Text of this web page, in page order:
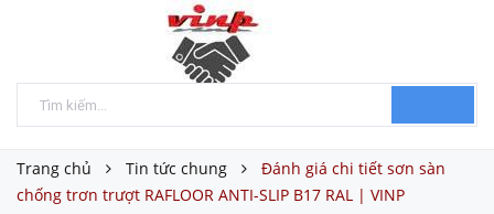
Trang chủ Tin tức chung
Đánh giá chi tiết sơn sàn
chống trơn trượt RAFLOOR ANTI-SLIP B17 RAL | VINP